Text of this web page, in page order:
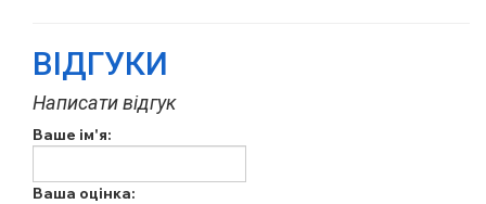
ВІДГУКИ
Написати відгук
Ваше ім'я:
Ваша оцінка: